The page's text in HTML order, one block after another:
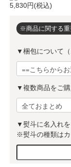
5,830円(税込)
※商品に関する重
▼梱包について（
▼複数商品をご
▼熨斗に名入れを
※熨斗の種類はカ